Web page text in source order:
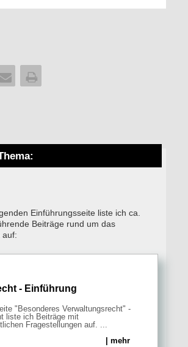
Einführungsseite liste ich ca.
Beiträge rund um das
auf:
- Einführung
"Besonderes Verwaltungsrecht" -
liste ich Beiträge mit
Fragestellungen auf. ...
| mehr